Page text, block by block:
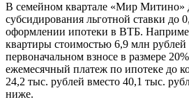
В семейном квартале «Мир Митино»
субсидирования льготной ставки до
оформлении ипотеки в ВТБ.
квартиры стоимостью 6,9 млн
первоначальном взносе в размере
ежемесячный платеж по ипотеке до
24,2 тыс. рублей вместо 40,1 тыс.
ниже.